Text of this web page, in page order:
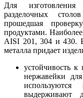
Для изготовления
разделочных
прошедшая
продуктами.
AISI 201, 304 и 430.
металла придает
устойчивость к
нержавейки
выдерживают